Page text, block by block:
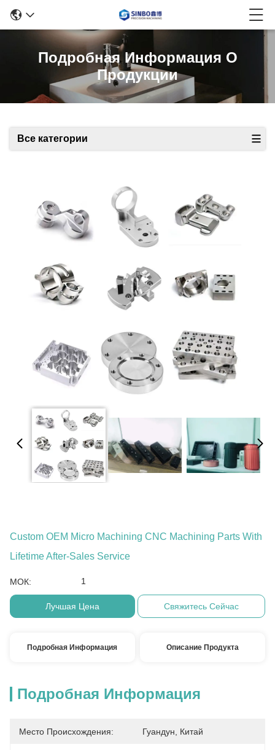
Подробная Информация О
Продукции
Все категории
Custom OEM Micro Machining CNC Machining Parts With
Lifetime After-Sales Service
МОК: 1
Лучшая Цена Свяжитесь Сейчас
Подробная Информация Описание Продукта
Подробная Информация
Место Происхождения: Гуандун, Китай